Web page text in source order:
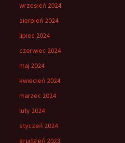
wrzesień 2024
sierpień 2024
lipiec 2024
czerwiec 2024
maj 2024
kwiecień 2024
marzec 2024
luty 2024
styczeń 2024
grudzień 2023